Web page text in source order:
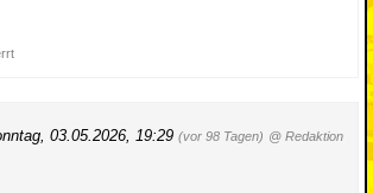
03.05.2026, 19:29 (vor 98 Tagen) @ Redaktion